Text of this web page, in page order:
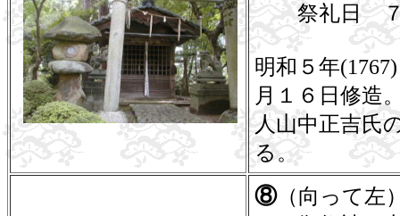
祭礼日 ７
明和５年
月１６日修造
人山中正吉氏
る。
⑧（向って左